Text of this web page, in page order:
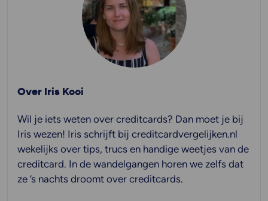
Over Iris Kooi
Wil je iets weten over creditcards? Dan moet je bij
Iris wezen! Iris schrijft bij creditcardvergelijken.nl
wekelijks over tips, trucs en handige weetjes van de
creditcard. In de wandelgangen horen we zelfs dat
ze ’s nachts droomt over creditcards.